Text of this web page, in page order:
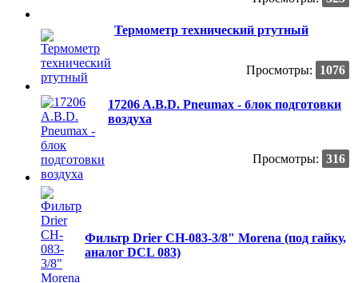
Термометр технический ртутный
Просмотры: 1076
17206 A.B.D. Pneumax - блок подготовки
воздуха
Просмотры: 316
Фильтр Drier CH-083-3/8" Morena (под гайку,
аналог DCL 083)